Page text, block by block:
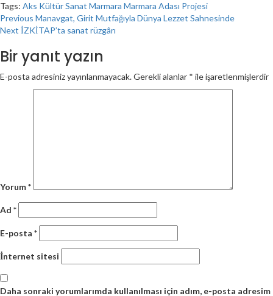
Tags: Aks Kültür Sanat Marmara Marmara Adası Projesi
Continue
Reading
Previous Manavgat, Girit Mutfağıyla Dünya Lezzet Sahnesinde
Next İZKİTAP’ta sanat rüzgârı
Bir yanıt yazın
E-posta adresiniz yayınlanmayacak.Gerekli alanlar * ile işaretlenmişlerdir
Yorum*
Ad *
E-posta *
İnternet sitesi
Daha sonraki yorumlarımda kullanılması için adım, e-posta adresim